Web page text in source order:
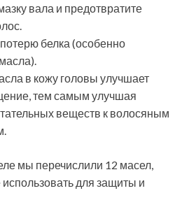
вала и предотвратите
белка (особенно
в кожу головы улучшает
тем самым улучшая
веществ к волосяным
мы перечислили 12 масел,
для защиты и